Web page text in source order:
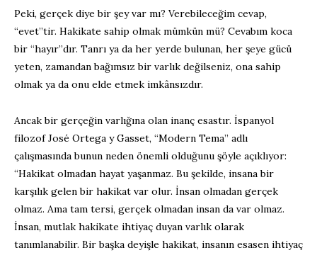
Peki, gerçek diye bir şey var mı? Verebileceğim cevap,
“evet”tir. Hakikate sahip olmak mümkün mü? Cevabım koca
bir “hayır”dır. Tanrı ya da her yerde bulunan, her şeye gücü
yeten, zamandan bağımsız bir varlık değilseniz, ona sahip
olmak ya da onu elde etmek imkânsızdır.
Ancak bir gerçeğin varlığına olan inanç esastır. İspanyol
filozof José Ortega y Gasset, “Modern Tema” adlı
çalışmasında bunun neden önemli olduğunu şöyle açıklıyor:
“Hakikat olmadan hayat yaşanmaz. Bu şekilde, insana bir
karşılık gelen bir hakikat var olur. İnsan olmadan gerçek
olmaz. Ama tam tersi, gerçek olmadan insan da var olmaz.
İnsan, mutlak hakikate ihtiyaç duyan varlık olarak
tanımlanabilir. Bir başka deyişle hakikat, insanın esasen ihtiyaç